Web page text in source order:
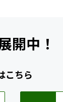
開中！
こちら